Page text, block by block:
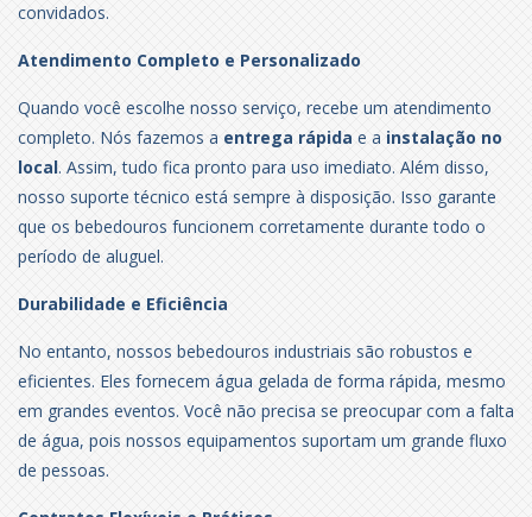
convidados.
Atendimento Completo e Personalizado
Quando você escolhe nosso serviço, recebe um atendimento
completo. Nós fazemos a entrega rápida e a instalação no
local. Assim, tudo fica pronto para uso imediato. Além disso,
nosso suporte técnico está sempre à disposição. Isso garante
que os bebedouros funcionem corretamente durante todo o
período de aluguel.
Durabilidade e Eficiência
No entanto, nossos bebedouros industriais são robustos e
eficientes. Eles fornecem água gelada de forma rápida, mesmo
em grandes eventos. Você não precisa se preocupar com a falta
de água, pois nossos equipamentos suportam um grande fluxo
de pessoas.